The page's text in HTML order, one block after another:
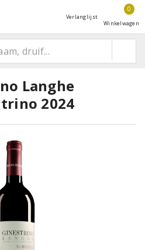
Verlanglijst
0
Winkelwagen
Langhe
2024